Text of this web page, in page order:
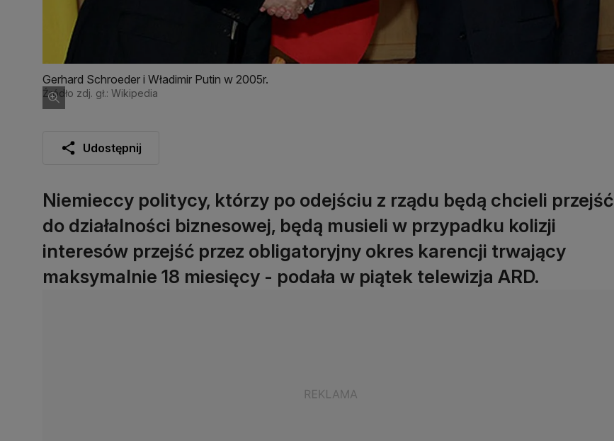
Gerhard Schroeder i Władimir Putin w 2005r.
Źródło zdj. gł.: Wikipedia
Udostępnij
Niemieccy politycy, którzy po odejściu z rządu będą chcieli przejść
do działalności biznesowej, będą musieli w przypadku kolizji
interesów przejść przez obligatoryjny okres karencji trwający
maksymalnie 18 miesięcy - podała w piątek telewizja ARD.